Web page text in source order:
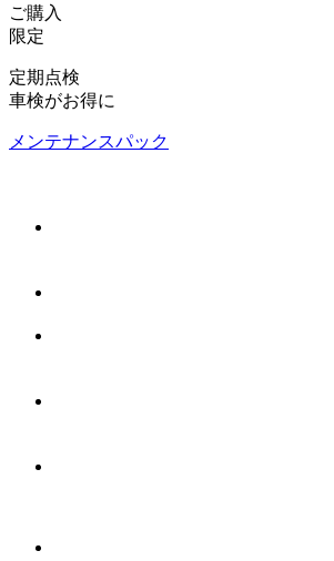
ご購入
限定
定期点検
車検がお得に
メンテナンスパック